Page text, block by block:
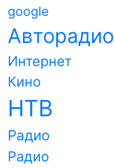
google
Авторадио
Интернет
Кино
НТВ
Радио
Радио